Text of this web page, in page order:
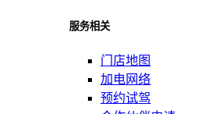
服务相关
门店地图
加电网络
预约试驾